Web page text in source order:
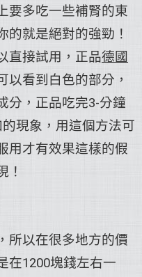
要多吃一些補腎的東
的就是絕對的強勁！
直接試用，正品德國
以看到白色的部分，
分，正品吃完3-分鐘
現象，用這個方法可
用才有效果這樣的假
！
所以在很多地方的價
在1200塊錢左右一